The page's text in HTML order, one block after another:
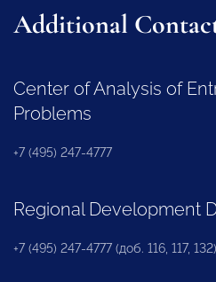
Additional
Center of Analysis of
Problems
+7 (495) 247-4777
Regional Development
+7 (495) 247-4777 (доб. 116, 117, 132)